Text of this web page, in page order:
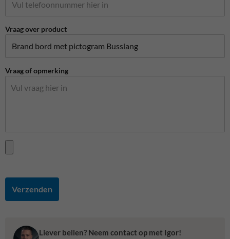
Vraag over product
Vraag of opmerking
Verzenden
Liever bellen? Neem contact op met Igor!